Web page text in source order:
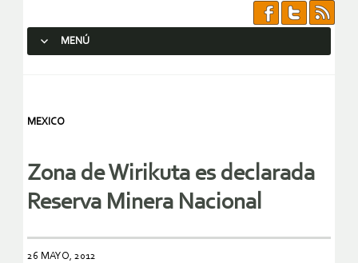
MENÚ
MEXICO
Zona de Wirikuta es declarada
Reserva Minera Nacional
26 MAYO, 2012